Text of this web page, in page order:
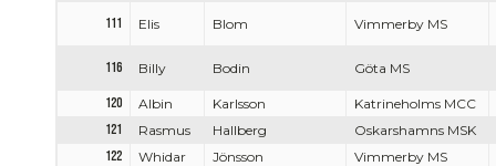
111 Elis Blom Vimmerby MS
116 Billy Bodin Göta MS
120 Albin Karlsson
Katrineholms MCC
121
Rasmus Hallberg
Oskarshamns MSK
122
Whidar Jönsson
Vimmerby MS